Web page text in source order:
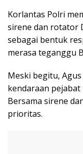
Korlantas Polri
sirene dan rotator
sebagai bentuk
merasa teganggu
Meski begitu,
kendaraan
Bersama sirene
prioritas.